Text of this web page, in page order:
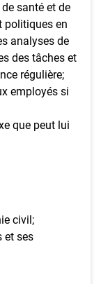
santé et de
politiques en
analyses de
des tâches et
régulière;
employés si
que peut lui
civil;
et ses